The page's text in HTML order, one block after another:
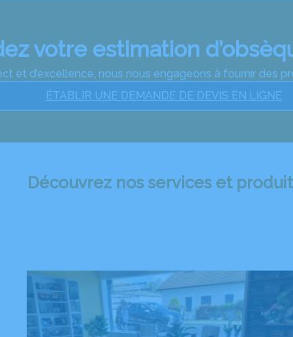
votre estimation
et d’excellence, nous nous engageons à fournir des
ÉTABLIR UNE DEMANDE DE DEVIS EN LIGNE
Découvrez nos services et